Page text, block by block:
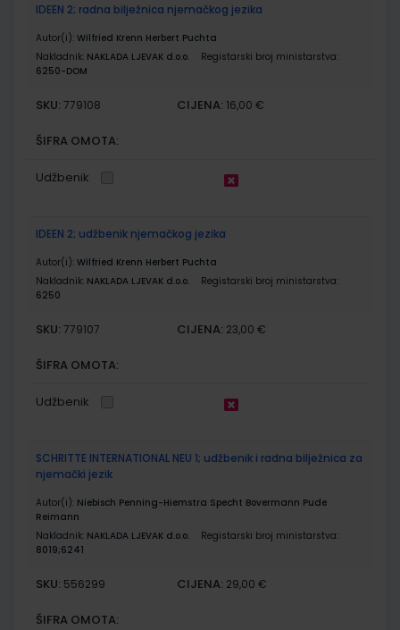
IDEEN 2; radna bilježnica njemačkog jezika
Autor(i): Wilfried Krenn Herbert Puchta
Nakladnik: NAKLADA LJEVAK d.o.o.
Registarski broj ministarstva:
6250-DOM
SKU: 779108 CIJENA: 16,00 €
ŠIFRA OMOTA:
Udžbenik
IDEEN 2; udžbenik njemačkog jezika
Autor(i): Wilfried Krenn Herbert Puchta
Nakladnik: NAKLADA LJEVAK d.o.o.
Registarski broj ministarstva:
6250
SKU: 779107 CIJENA: 23,00 €
ŠIFRA OMOTA:
Udžbenik
SCHRITTE INTERNATIONAL NEU 1; udžbenik i radna bilježnica za
njemački jezik
Autor(i): Niebisch Penning-Hiemstra Specht Bovermann Pude
Reimann
Nakladnik: NAKLADA LJEVAK d.o.o.
Registarski broj ministarstva:
8019;6241
SKU: 556299 CIJENA: 29,00 €
ŠIFRA OMOTA: